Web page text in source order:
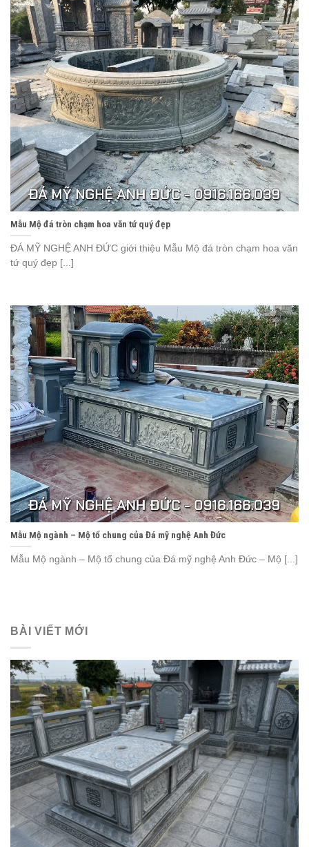
Mẫu Mộ đá tròn chạm hoa văn tứ quý đẹp
ĐÁ MỸ NGHỆ ANH ĐỨC giới thiệu Mẫu Mộ đá tròn chạm hoa văn
tứ quý đẹp [...]
Mẫu Mộ ngành – Mộ tổ chung của Đá mỹ nghệ Anh Đức
Mẫu Mộ ngành – Mộ tổ chung của Đá mỹ nghệ Anh Đức – Mộ [...]
BÀI VIẾT MỚI